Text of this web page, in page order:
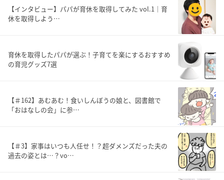
【インタビュー】パパが育休を取得してみた vol.1｜育
休を取得しよう…
育休を取得したパパが選ぶ！子育てを楽にするおすすめ
の育児グッズ7選
【＃162】あむあむ！食いしんぼうの娘と、図書館で
「おはなしの会」に参…
【＃3】家事はいつも人任せ！？超ダメンズだった夫の
過去の姿とは…？vo…